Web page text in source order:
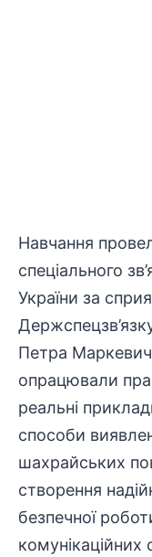
Навчання
спеціального
України за
Петра
опрацювали
реальні
способи
шахрайських
створення
безпечної
комунікаційних